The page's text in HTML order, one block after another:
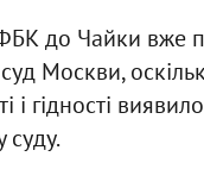
до Чайки вже
Москви,
і гідності
суду.